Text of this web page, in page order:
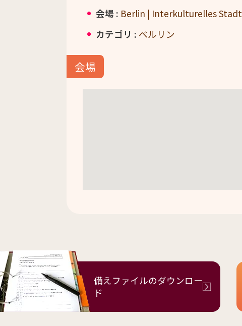
会場 : Berlin | Interkulturelles
カテゴリ : ベルリン
会場
備えファイルのダウンロー
ド